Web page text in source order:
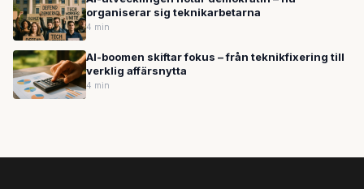
organiserar sig teknikarbetarna
4 min
AI-boomen skiftar fokus – från teknikfixering till
verklig affärsnytta
4 min